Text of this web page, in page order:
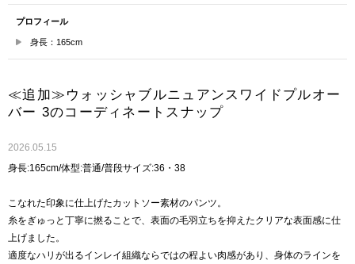
プロフィール
身長：165cm
≪追加≫ウォッシャブルニュアンスワイドプルオー
バー 3のコーディネートスナップ
2026.05.15
身長:165cm/体型:普通/普段サイズ:36・38
こなれた印象に仕上げたカットソー素材のパンツ。
糸をぎゅっと丁寧に撚ることで、表面の毛羽立ちを抑えたクリアな表面感に仕
上げました。
適度なハリが出るインレイ組織ならではの程よい肉感があり、身体のラインを